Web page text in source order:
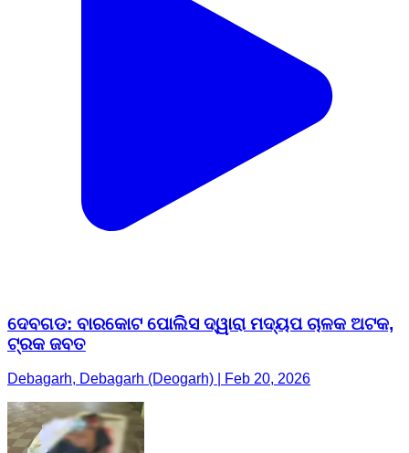
ଦେବଗଡ: ବାରକୋଟ ପୋଲିସ ଦ୍ୱାରା ମଦ୍ୟପ ଚାଳକ ଅଟକ,
ଟ୍ରକ ଜବତ
Debagarh, Debagarh (Deogarh) | Feb 20, 2026